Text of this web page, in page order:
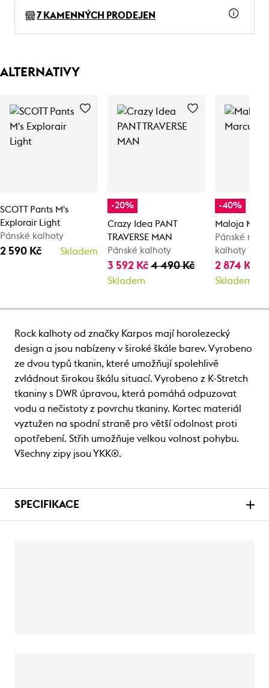
7 KAMENNÝCH PRODEJEN
ALTERNATIVY
SCOTT Pants M's
Explorair Light
Pánské kalhoty
2 590 Kč Skladem
-20%
Crazy Idea PANT
TRAVERSE MAN
Pánské kalhoty
3 592 Kč4 490 Kč
Skladem
-40%
Maloja
Pánské
kalhoty
2 874 Kč
Skladem
Rock kalhoty od značky Karpos mají horolezecký
design a jsou nabízeny v široké škále barev. Vyrobeno
ze dvou typů tkanin, které umožňují spolehlivě
zvládnout širokou škálu situací. Vyrobeno z K-Stretch
tkaniny s DWR úpravou, která pomáhá odpuzovat
vodu a nečistoty z povrchu tkaniny. Kortec materiál
vyztužen na spodní straně pro větší odolnost proti
opotřebení. Střih umožňuje velkou volnost pohybu.
Všechny zipy jsou YKK®.
SPECIFIKACE